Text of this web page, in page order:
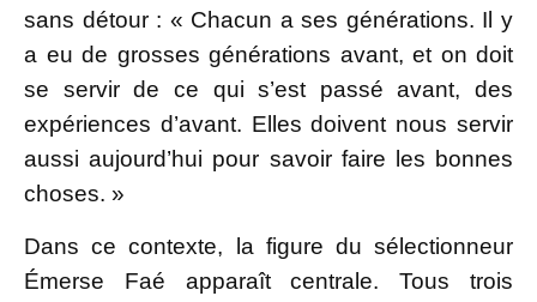
sans détour : « Chacun a ses générations. Il y
a eu de grosses générations avant, et on doit
se servir de ce qui s’est passé avant, des
expériences d’avant. Elles doivent nous servir
aussi aujourd’hui pour savoir faire les bonnes
choses. »
Dans ce contexte, la figure du sélectionneur
Émerse Faé apparaît centrale. Tous trois